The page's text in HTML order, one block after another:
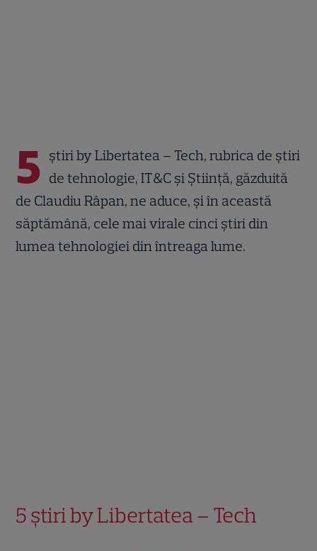
5 știri by Libertatea – Tech, rubrica de știri
de tehnologie, IT&C și Știință, găzduită
de Claudiu Râpan, ne aduce, și în această
săptămână, cele mai virale cinci știri din
lumea tehnologiei din întreaga lume.
5 știri by Libertatea – Tech